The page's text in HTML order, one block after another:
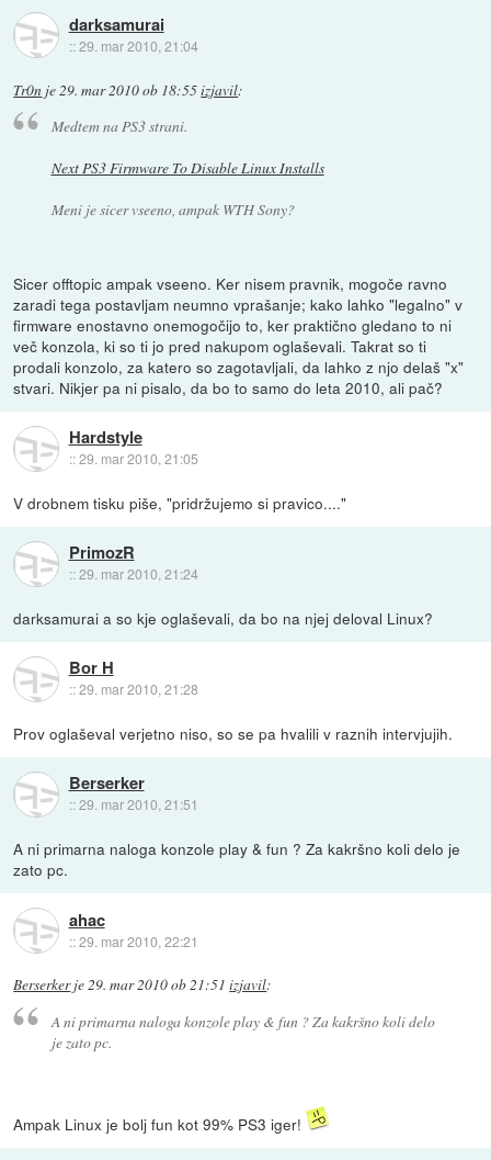
darksamurai
::29. mar 2010, 21:04
Tr0n je 29. mar 2010 ob 18:55izjavil:
Medtem na PS3 strani.
Next PS3 Firmware To Disable Linux Installs
Meni je sicer vseeno, ampak WTH Sony?
Sicer offtopic ampak vseeno. Ker nisem pravnik, mogoče ravno
zaradi tega postavljam neumno vprašanje; kako lahko "legalno" v
firmware enostavno onemogočijo to, ker praktično gledano to ni
več konzola, ki so ti jo pred nakupom oglaševali. Takrat so ti
prodali konzolo, za katero so zagotavljali, da lahko z njo delaš "x"
stvari. Nikjer pa ni pisalo, da bo to samo do leta 2010, ali pač?
Hardstyle
::29. mar 2010, 21:05
V drobnem tisku piše, "pridržujemo si pravico...."
PrimozR
::29. mar 2010, 21:24
darksamurai a so kje oglaševali, da bo na njej deloval Linux?
Bor H
::29. mar 2010, 21:28
Prov oglaševal verjetno niso, so se pa hvalili v raznih intervjujih.
Berserker
::29. mar 2010, 21:51
A ni primarna naloga konzole play & fun ? Za kakršno koli delo je
zato pc.
ahac
::29. mar 2010, 22:21
Berserkerje29. mar 2010 ob 21:51 izjavil:
A ni primarna naloga konzole play & fun ? Za kakršno koli delo
je zato pc.
Ampak Linux je bolj fun kot 99% PS3 iger!